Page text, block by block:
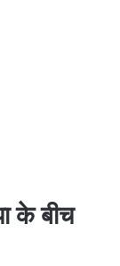
के बीच